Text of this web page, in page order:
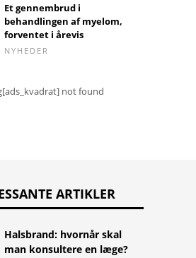
Et gennembrud i
behandlingen af ​​myelom,
forventet i årevis
NYHEDER
not found
ARTIKLER
Halsbrand: hvornår skal
man konsultere en læge?